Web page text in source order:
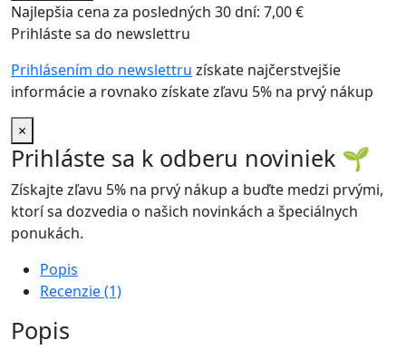
Najlepšia cena za posledných 30 dní: 7,00€
Prihláste sa do newslettru
Prihlásením do newslettru získate najčerstvejšie
informácie a rovnako získate zľavu 5% na prvý nákup
×
Prihláste sa k odberu noviniek 🌱
Získajte zľavu 5% na prvý nákup a buďte medzi prvými,
ktorí sa dozvedia o našich novinkách a špeciálnych
ponukách.
Popis
Recenzie (1)
Popis